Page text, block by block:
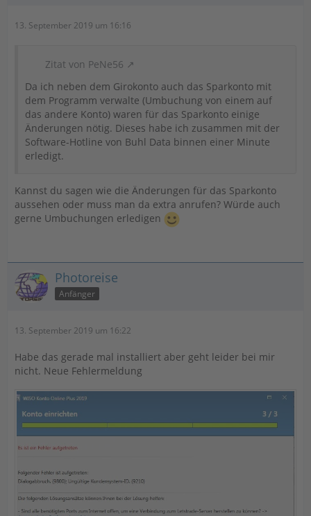
13. September 2019 um 16:16
Zitat von PeNe56
Da ich neben dem Girokonto auch das Sparkonto mit
dem Programm verwalte (Umbuchung von einem auf
das andere Konto) waren für das Sparkonto einige
Änderungen nötig. Dieses habe ich zusammen mit der
Software-Hotline von Buhl Data binnen einer Minute
erledigt.
Kannst du sagen wie die Änderungen für das Sparkonto
aussehen oder muss man da extra anrufen? Würde auch
gerne Umbuchungen erledigen
Photoreise
Anfänger
13. September 2019 um 16:22
Habe das gerade mal installiert aber geht leider bei mir
nicht. Neue Fehlermeldung